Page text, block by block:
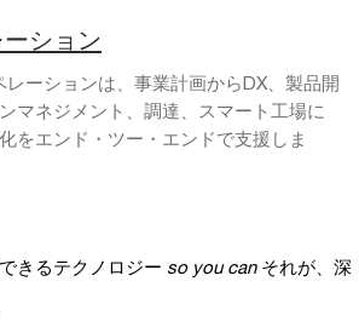
ション
ーションは、事業計画からDX、製品開
マネジメント、調達、スマート工場に
をエンド・ツー・エンドで支援しま
きるテクノロジー so you can それが、深